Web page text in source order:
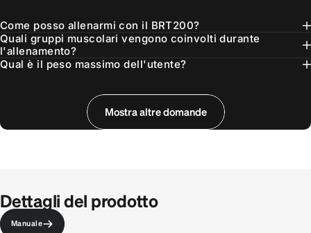
Come posso allenarmi con il BRT200?
Quali gruppi muscolari vengono coinvolti durante
l'allenamento?
Qual è il peso massimo dell'utente?
Mostra altre domande
Dettagli del prodotto
Manuale